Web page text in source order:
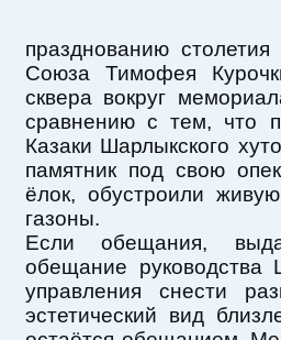
празднованию
Союза Тимофея
сквера вокруг
сравнению с тем, что
Казаки Шарлыкского
памятник под свою
ёлок, обустроили
газоны.
Если обещания,
обещание руководства
управления снести
эстетический вид